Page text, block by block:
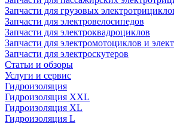
Запчасти для грузовых
Запчасти для электровелосипедов
Запчасти для электроквадроциклов
Запчасти для электромотоциклов и
Запчасти для электроскутеров
Статьи и обзоры
Услуги и сервис
Гидроизоляция
Гидроизоляция XXL
Гидроизоляция XL
Гидроизоляция L